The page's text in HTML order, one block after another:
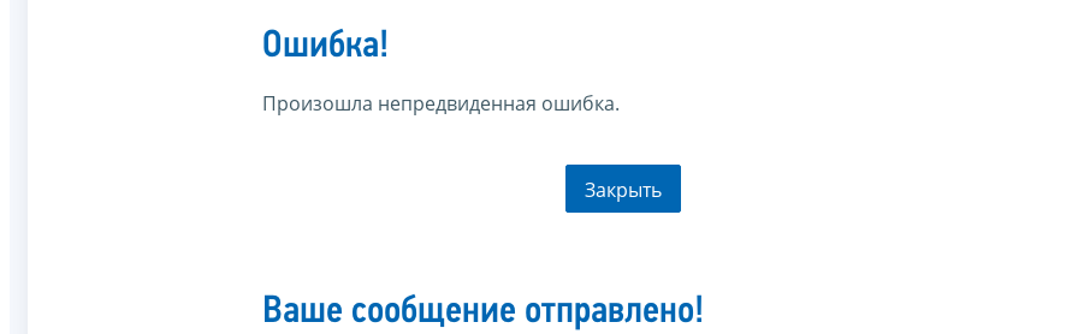
Ошибка!
Произошла непредвиденная ошибка.
Закрыть
Ваше сообщение отправлено!